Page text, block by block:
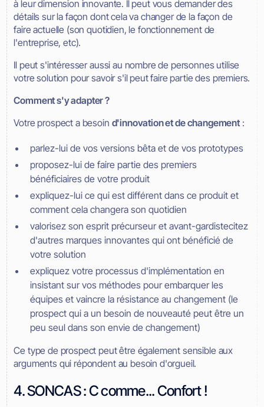
à leur dimension innovante. Il peut vous demander des
détails sur la façon dont cela va changer de la façon de
faire actuelle (son quotidien, le fonctionnement de
l'entreprise, etc).
Il peut s'intéresser aussi au nombre de personnes utilise
votre solution pour savoir s'il peut faire partie des premiers.
Comment s'y adapter ?
Votre prospect a besoin d'innovation et de changement:
parlez-lui de vos versions bêta et de vos prototypes
proposez-lui de faire partie des premiers
bénéficiaires de votre produit
expliquez-lui ce qui est différent dans ce produit et
comment cela changera son quotidien
valorisez son esprit précurseur et avant-gardistecitez
d'autres marques innovantes qui ont bénéficié de
votre solution
expliquez votre processus d'implémentation en
insistant sur vos méthodes pour embarquer les
équipes et vaincre la résistance au changement (le
prospect qui a un besoin de nouveauté peut être un
peu seul dans son envie de changement)
Ce type de prospect peut être également sensible aux
arguments qui répondent au besoin d'orgueil.
4. SONCAS : C comme... Confort !